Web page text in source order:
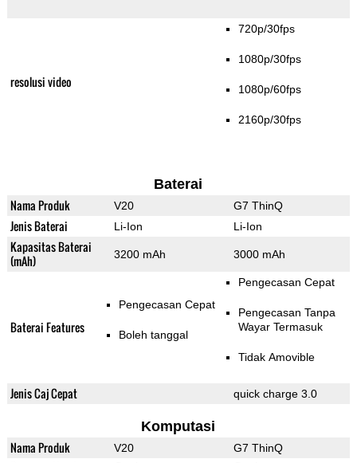
resolusi video
720p/30fps
1080p/30fps
1080p/60fps
2160p/30fps
Baterai
Nama Produk V20 G7 ThinQ
Jenis Baterai Li-Ion Li-Ion
Kapasitas Baterai
(mAh)
3200 mAh 3000 mAh
Baterai Features
Pengecasan Cepat
Boleh tanggal
Pengecasan Cepat
Pengecasan Tanpa
Wayar Termasuk
Tidak Amovible
Jenis Caj Cepat quick charge 3.0
Komputasi
Nama Produk V20 G7 ThinQ